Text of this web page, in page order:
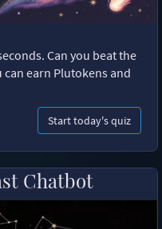
Can you beat the
can earn Plutokens and
Start today's quiz
Chatbot